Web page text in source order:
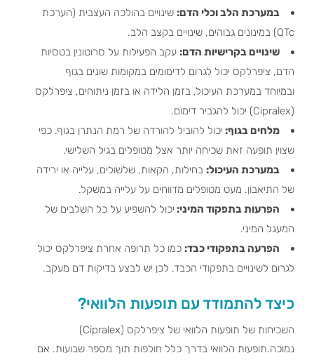
במערכת הלב וכלי הדם:שינויים בהולכה העצבית (הערכת
QTc) במינונים גבוהים, שינויים בקצב הלב.
שינויים בקרישיות הדם:עקב הפעילות על סרוטונין בטסיות
הדם, ציפרלקס יכול לגרום לדימומים במקומות שונים בגוף
ובמיוחד במערכת העיכול, בזמן הלידה או בזמן ניתוחים, ציפרלקס
(Cipralex) יכול להגביר דימום.
מלחים בגוף: יכול להוביל להורדה של רמת הנתרן בגוף. כפי
שצוין תופעה זאת שכיחה יותר אצל מטופלים בגיל השלישי.
במערכת העיכול:בחילות, הקאות, שלשולים, עלייה או ירידה
של התיאבון. מעט מטופלים מדווחים על עלייה במשקל.
הפרעות בתפקוד המיני: יכול להשפיע על כל השלבים של
המעגל המיני.
הפרעה בתפקודי כבד:כמו כל תרופה אחרת ציפרלקס יכול
לגרום לשינויים בתפקודי הכבד. לכן יש לבצע בדיקות דם מעקב.
כיצד להתמודד עם תופעות הלוואי?
השכיחות של תופעות הלוואי של ציפרלקס (Cipralex)
נמוכה.תופעות הלוואי בדרך כלל חולפות תוך מספר שבועות. אם